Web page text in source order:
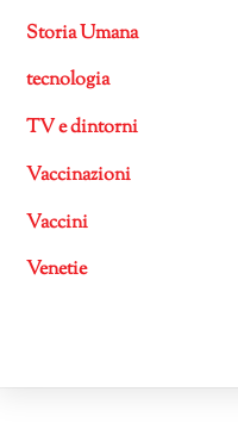
Storia Umana
tecnologia
TV e dintorni
Vaccinazioni
Vaccini
Venetie